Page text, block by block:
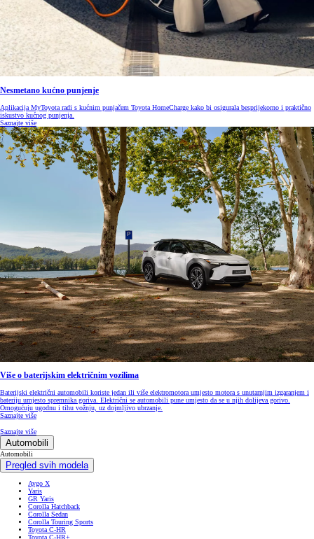
Nesmetano kućno punjenje
Aplikacija MyToyota radi s kućnim punjačem Toyota HomeCharge kako bi osigurala besprijekorno i praktično
iskustvo kućnog punjenja.
Saznajte više
Više o baterijskim električnim vozilima
Baterijski električni automobili koriste jedan ili više elektromotora umjesto motora s unutarnjim izgaranjem i
bateriju umjesto spremnika goriva. Električni se automobili pune umjesto da se u njih dolijeva gorivo.
Omogućuju ugodnu i tihu vožnju, uz dojmljivo ubrzanje.
Saznajte više
Saznajte više
Automobili
Automobili
Pregled svih modela
Aygo X
Yaris
GR Yaris
Corolla Hatchback
Corolla Sedan
Corolla Touring Sports
Toyota C-HR
Toyota C-HR+